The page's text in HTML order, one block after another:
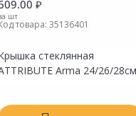
₽
шт
товара: 35136401
стеклянная
Arma 24/26/28см